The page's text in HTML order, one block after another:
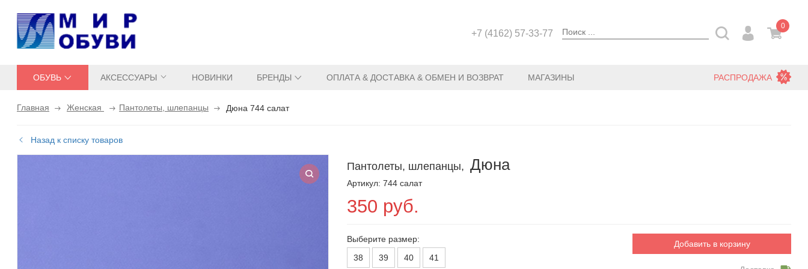
+7 (4162) 57-33-77
0
ОБУВЬ АКСЕССУАРЫ НОВИНКИ БРЕНДЫ ОПЛАТА & ДОСТАВКА & ОБМЕН И ВОЗВРАТ МАГАЗИНЫ РАСПРОДАЖА
Главная Женская Пантолеты, шлепанцы Дюна 744 салат
Назад к списку товаров
Пантолеты, шлепанцы, Дюна
Артикул: 744 салат
350 руб.
Выберите размер:
38
39 40 41
Добавить в корзину